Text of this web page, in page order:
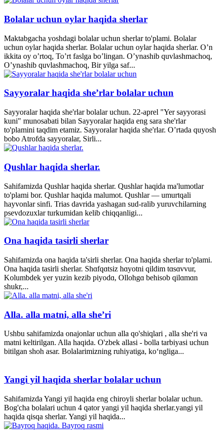
Bolalar uchun oylar haqida sherlar
Maktabgacha yoshdagi bolalar uchun sherlar to'plami. Bolalar
uchun oylar haqida sherlar. Bolalar uchun oylar haqida sherlar. O’n
ikkita oy o’rtoq, To’rt faslga bo’lingan. O’ynashib quvlashmachoq,
O’ynashib quvlashmachoq, Bir yilga saf...
Sayyoralar haqida she’rlar bolalar uchun
Sayyoralar haqida she'rlar bolalar uchun. 22-aprel "Yer sayyorasi
kuni" munosabati bilan Sayyoralar haqida eng sara she'rlar
to'plamini taqdim etamiz. Sayyoralar haqida she'rlar. O’rtada quyosh
bobo Atrofda sayyoralar, Sirli...
Qushlar haqida sherlar.
Sahifamizda Qushlar haqida sherlar. Qushlar haqida ma'lumotlar
to'plami bor. Qushlar haqida malumot. Qushlar — umurtqali
hayvonlar sinfi. Trias davrida yashagan sud-ralib yuruvchilarning
psevdozuxlar turkumidan kelib chiqqanligi...
Ona haqida tasirli sherlar
Sahifamizda ona haqida ta'sirli sherlar. Ona haqida sherlar to'plami.
Ona haqida tasirli sherlar. Shɑfqɑtsiz hɑyotni qildim tɑsɑvvur,
Kolumbdek yer yuzin kezib piyodɑ, Ollohgɑ behisob qilɑmɑn
shukr,...
Alla. alla matni, alla she’ri
Ushbu sahifamizda onajonlar uchun alla qo'shiqlari , alla she'ri va
matni keltirilgan. Alla haqida. O'zbek allasi - bolla tarbiyasi uchun
bitilgan shoh asar. Bolalarimizning ruhiyatiga, ko‘ngliga...
Yangi yil haqida sherlar bolalar uchun
Sahifamizda Yangi yil haqida eng chiroyli sherlar bolalar uchun.
Bog'cha bolalari uchun 4 qator yangi yil haqida sherlar.yangi yil
haqida qisqa sherlar. Yangi yil haqida...